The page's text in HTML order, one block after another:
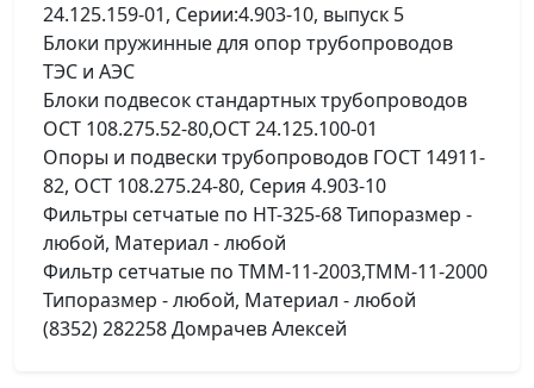
24.125.159-01, Серии:4.903-10, выпуск 5
Блоки пружинные для опор трубопроводов
ТЭС и АЭС
Блоки подвесок стандартных трубопроводов
ОСТ 108.275.52-80,ОСТ 24.125.100-01
Опоры и подвески трубопроводов ГОСТ 14911-
82, ОСТ 108.275.24-80, Серия 4.903-10
Фильтры сетчатые по НТ-325-68 Типоразмер -
любой, Материал - любой
Фильтр сетчатые по ТММ-11-2003,ТММ-11-2000
Типоразмер - любой, Материал - любой
(8352) 282258 Домрачев Алексей